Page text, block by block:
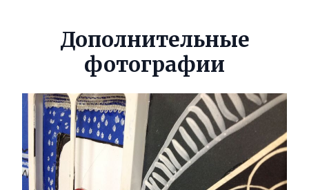
Дополнительные
фотографии